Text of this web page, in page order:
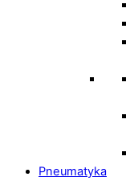
Pneumatyka